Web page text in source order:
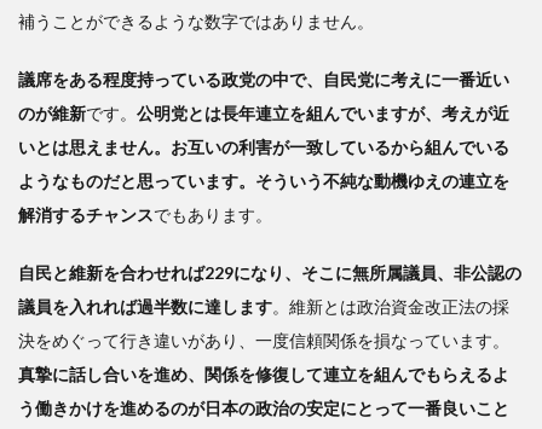
補うことができるような数字ではありません。
議席をある程度持っている政党の中で、自民党に考えに一番近い
のが維新です。 公明党とは長年連立を組んでいますが、考えが近
いとは思えません。お互いの利害が一致しているから組んでいる
ようなものだと思っています。そういう不純な動機ゆえの連立を
解消するチャンスでもあります。
自民と維新を合わせれば229になり、そこに無所属議員、非公認の
議員を入れれば過半数に達します。維新とは政治資金改正法の採
決をめぐって行き違いがあり、一度信頼関係を損なっています。
真摯に話し合いを進め、関係を修復して連立を組んでもらえるよ
う働きかけを進めるのが日本の政治の安定にとって一番良いこと